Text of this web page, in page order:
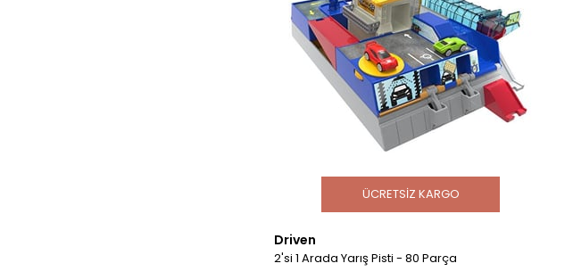
Driven
2'si 1 Arada Yarış Pisti - 80 Parça
ÜCRETSIZ KARGO